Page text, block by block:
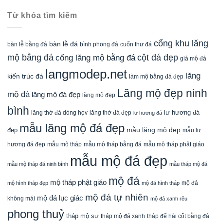
Từ khóa tìm kiếm
bàn lễ bằng đá bàn lễ đá bình phong đá cuốn thư đá cổng khu lăng
mộ bằng đá cổng lăng mộ bằng đá cột đá đẹp giá mộ đá
kiến trúc đá langmodep.net làm mộ bằng đá đẹp lăng
mộ đá lăng mộ đá đẹp lăng mộ đẹp Lăng mộ đẹp ninh
bình lăng thờ đá dòng họv lăng thờ đá đẹp lư hương đá lư hương đá
đẹp mẫu lăng mộ đá đẹp mẫu lăng mộ đẹp mẫu lư
hương đá đẹp mẫu mộ tháp mẫu mộ tháp bằng đá mẫu mộ tháp phật giáo
mẫu mộ tháp đá ninh bình mẫu mộ đá đẹp mẫu tháp mộ đá
mộ hình tháp đẹp mộ tháp phật giáo mộ đá mộ đá hình tháp mộ đá
không mái mộ đá lục giác mộ đá tự nhiên mộ đá xanh rêu
phong thuỷ tháp mộ sư tháp mộ đá xanh tháp để hài cốt bằng đá